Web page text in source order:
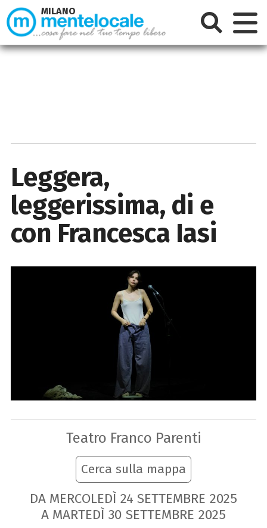
Leggera,
leggerissima, di e
con Francesca Iasi
Teatro Franco Parenti
Cerca sulla mappa
DA MERCOLEDÌ 24 SETTEMBRE 2025
A MARTEDÌ 30 SETTEMBRE 2025
MILANO